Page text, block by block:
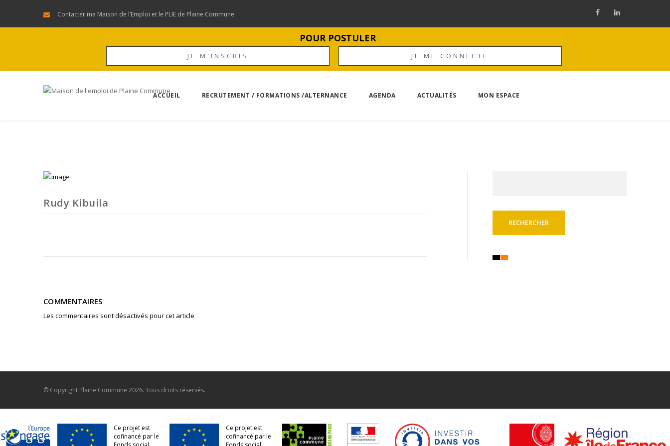
Contacter ma Maison de l’Emploi et le PLIE de Plaine Commune
POUR POSTULER
JE M'INSCRIS JE ME CONNECTE
ACCUEIL RECRUTEMENT / FORMATIONS /ALTERNANCE AGENDA ACTUALITÉS MON ESPACE
Rudy Kibuila
COMMENTAIRES
Les commentaires sont désactivés pour cet article
© Copyright Plaine Commune 2026. Tous droits réservés.
Ce projet est
cofinancé par le
Ce projet est
cofinancé par le